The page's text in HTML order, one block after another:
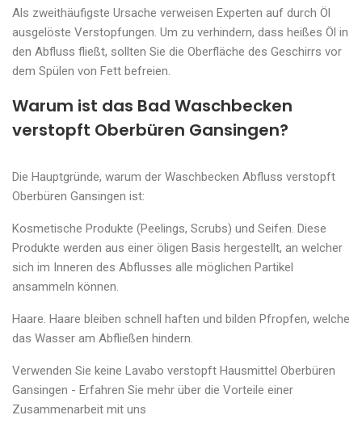
Als zweithäufigste Ursache verweisen Experten auf durch Öl
ausgelöste Verstopfungen. Um zu verhindern, dass heißes Öl in
den Abfluss fließt, sollten Sie die Oberfläche des Geschirrs vor
dem Spülen von Fett befreien.
Warum ist das Bad Waschbecken
verstopft Oberbüren Gansingen?
Die Hauptgründe, warum der Waschbecken Abfluss verstopft
Oberbüren Gansingen ist:
Kosmetische Produkte (Peelings, Scrubs) und Seifen. Diese
Produkte werden aus einer öligen Basis hergestellt, an welcher
sich im Inneren des Abflusses alle möglichen Partikel
ansammeln können.
Haare. Haare bleiben schnell haften und bilden Pfropfen, welche
das Wasser am Abfließen hindern.
Verwenden Sie keine Lavabo verstopft Hausmittel Oberbüren
Gansingen - Erfahren Sie mehr über die Vorteile einer
Zusammenarbeit mit uns